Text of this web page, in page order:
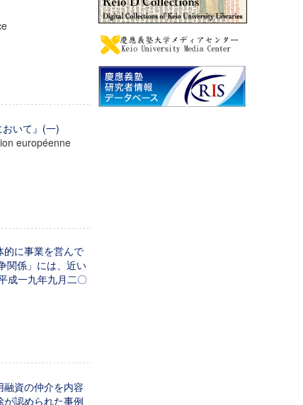
いて』(一)
européenne
的に事業を営んで
関係」には、近い
成一九年九月二〇
融資の仲介を内容
認められた事例